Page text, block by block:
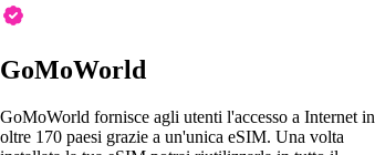
GoMoWorld
GoMoWorld fornisce agli utenti l'accesso a Internet in
oltre 170 paesi grazie a un'unica eSIM. Una volta